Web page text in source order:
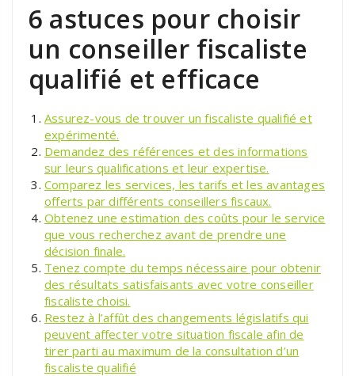
6 astuces pour choisir
un conseiller fiscaliste
qualifié et efficace
Assurez-vous de trouver un fiscaliste qualifié et
expérimenté.
Demandez des références et des informations
sur leurs qualifications et leur expertise.
Comparez les services, les tarifs et les avantages
offerts par différents conseillers fiscaux.
Obtenez une estimation des coûts pour le service
que vous recherchez avant de prendre une
décision finale.
Tenez compte du temps nécessaire pour obtenir
des résultats satisfaisants avec votre conseiller
fiscaliste choisi.
Restez à l’affût des changements législatifs qui
peuvent affecter votre situation fiscale afin de
tirer parti au maximum de la consultation d’un
fiscaliste qualifié